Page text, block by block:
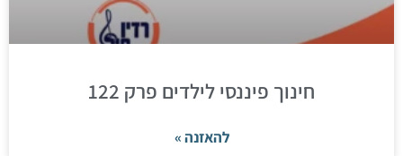
חינוך פיננסי לילדים פרק 122
להאזנה »